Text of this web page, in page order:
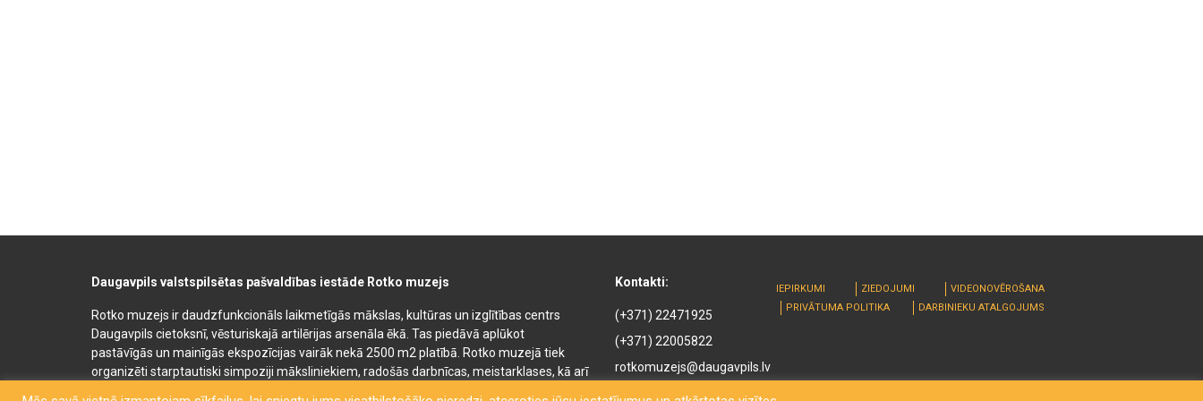
Daugavpils valstspilsētas pašvaldības iestāde Rotko muzejs
Rotko muzejs ir daudzfunkcionāls laikmetīgās mākslas, kultūras un izglītības centrs
Daugavpils cietoksnī, vēsturiskajā artilērijas arsenāla ēkā. Tas piedāvā aplūkot
pastāvīgās un mainīgās ekspozīcijas vairāk nekā 2500 m2 platībā. Rotko muzejā tiek
organizēti starptautiski simpoziji māksliniekiem, radošās darbnīcas, meistarklases, kā arī
Kontakti:
(+371) 22471925
(+371) 22005822
rotkomuzejs@daugavpils.lv
Mihaila iela 3, Daugavpils,
IEPIRKUMI ZIEDOJUMI
VIDEONOVĒROŠANA
PRIVĀTUMA POLITIKA
DARBINIEKU ATALGOJUMS